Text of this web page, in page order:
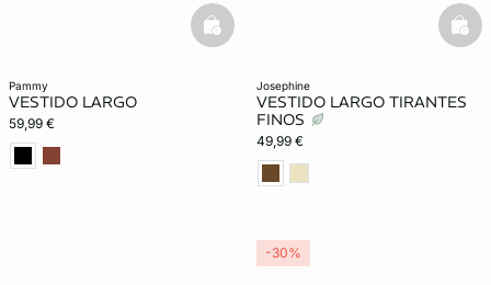
pammy
VESTIDO LARGO
59,99 €
basketfull
josephine
VESTIDO LARGO TIRANTES
FINOS
49,99 €
-30%